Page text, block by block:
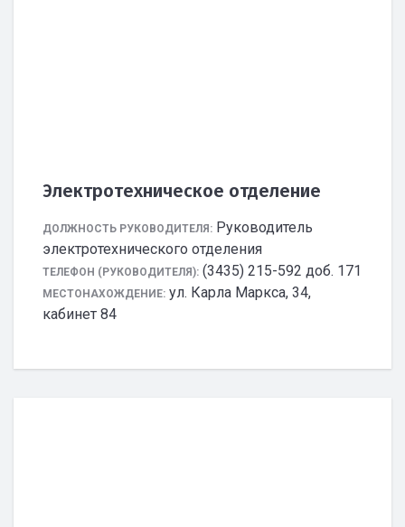
Электротехническое отделение
ДОЛЖНОСТЬ РУКОВОДИТЕЛЯ: Руководитель
электротехнического отделения
ТЕЛЕФОН (РУКОВОДИТЕЛЯ): (3435) 215-592 доб. 171
МЕСТОНАХОЖДЕНИЕ: ул. Карла Маркса, 34,
кабинет 84